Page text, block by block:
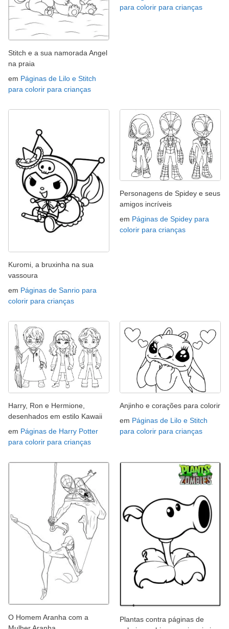
Stitch e a sua namorada Angel
na praia
em Páginas de Lilo e Stitch
para colorir para crianças
para colorir para crianças
Kuromi, a bruxinha na sua
vassoura
em Páginas de Sanrio para
colorir para crianças
Personagens de Spidey e seus
amigos incríveis
em Páginas de Spidey para
colorir para crianças
Harry, Ron e Hermione,
desenhados em estilo Kawaii
em Páginas de Harry Potter
para colorir para crianças
Anjinho e corações para colorir
em Páginas de Lilo e Stitch
para colorir para crianças
O Homem Aranha com a
Plantas contra páginas de